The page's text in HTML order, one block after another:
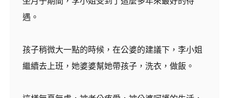
遇。
孩子稍微大一點的時候，在公婆的建議下，李小姐
繼續去上班，她婆婆幫她帶孩子，洗衣，做飯。